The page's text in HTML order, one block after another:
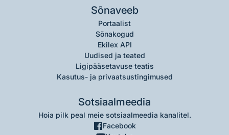
Sõnaveeb
Portaalist
Sõnakogud
Ekilex API
Uudised ja teated
Ligipääsetavuse teatis
Kasutus- ja privaatsustingimused
Sotsiaalmeedia
Hoia pilk peal meie sotsiaalmeedia kanalitel.
Facebook